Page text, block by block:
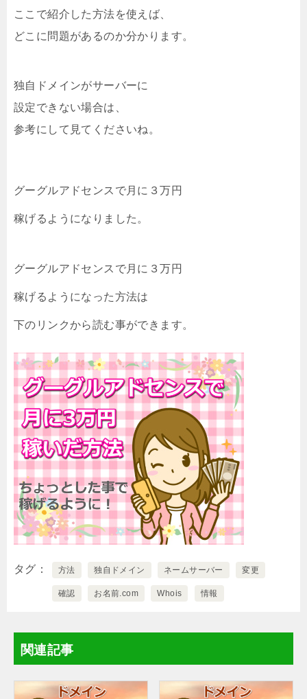
ここで紹介した方法を使えば、
どこに問題があるのか分かります。
独自ドメインがサーバーに
設定できない場合は、
参考にして見てくださいね。
グーグルアドセンスで月に３万円
稼げるようになりました。
グーグルアドセンスで月に３万円
稼げるようになった方法は
下のリンクから読む事ができます。
タグ 方法 独自ドメイン ネームサーバー 変更
確認 お名前.com Whois 情報
関連記事